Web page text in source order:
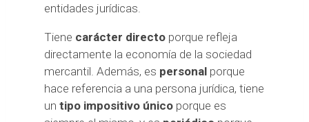
entidades jurídicas.
Tiene carácter directo porque refleja
directamente la economía de la sociedad
mercantil. Además, es personal porque
hace referencia a una persona jurídica, tiene
un tipo impositivo único porque es